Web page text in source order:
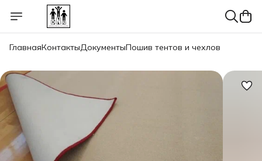
ГлавнаяКонтактыДокументыПошив тентов и чехлов